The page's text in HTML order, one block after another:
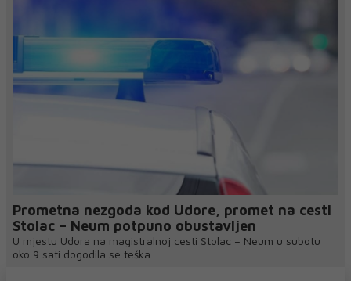
Prometna nezgoda kod Udore, promet na cesti
Stolac – Neum potpuno obustavljen
U mjestu Udora na magistralnoj cesti Stolac – Neum u subotu
oko 9 sati dogodila se teška...